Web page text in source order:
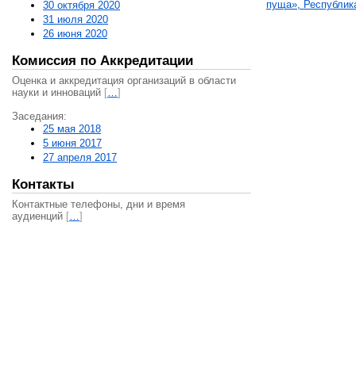
30 октября 2020
31 июля 2020
26 июня 2020
Комиссия по Аккредитации
Оценка и аккредитация организаций в области
науки и инноваций […]
Заседания:
25 мая 2018
5 июня 2017
27 апреля 2017
Контакты
Контактные телефоны, дни и время
аудиенций […]
пуща»,